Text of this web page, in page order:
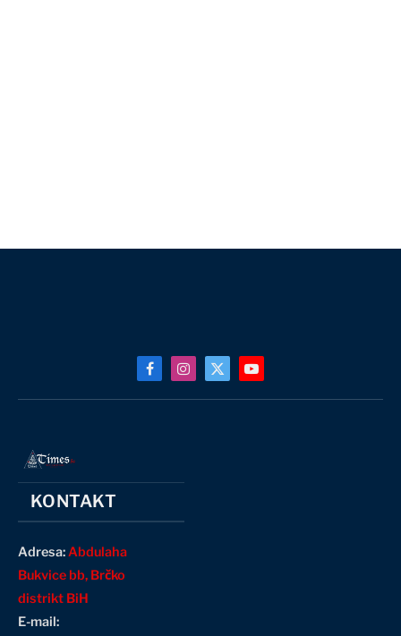
FacebookInstagram
X
(Twitter)
YouTube
KONTAKT
Adresa:Abdulaha
Bukvice bb, Brčko
distrikt BiH
E-mail: